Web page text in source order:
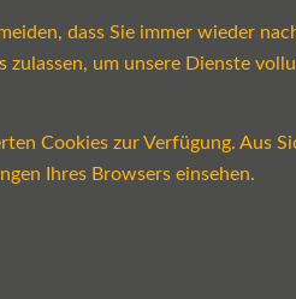
dass Sie immer wieder
um unsere Dienste
Cookies zur Verfügung. Aus
Ihres Browsers einsehen.